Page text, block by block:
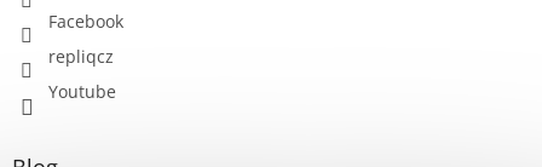
Facebook
repliqcz
Youtube